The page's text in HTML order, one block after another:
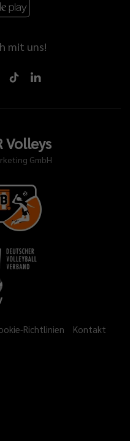
mit uns!
Volleys
GmbH
Richtlinien Kontakt